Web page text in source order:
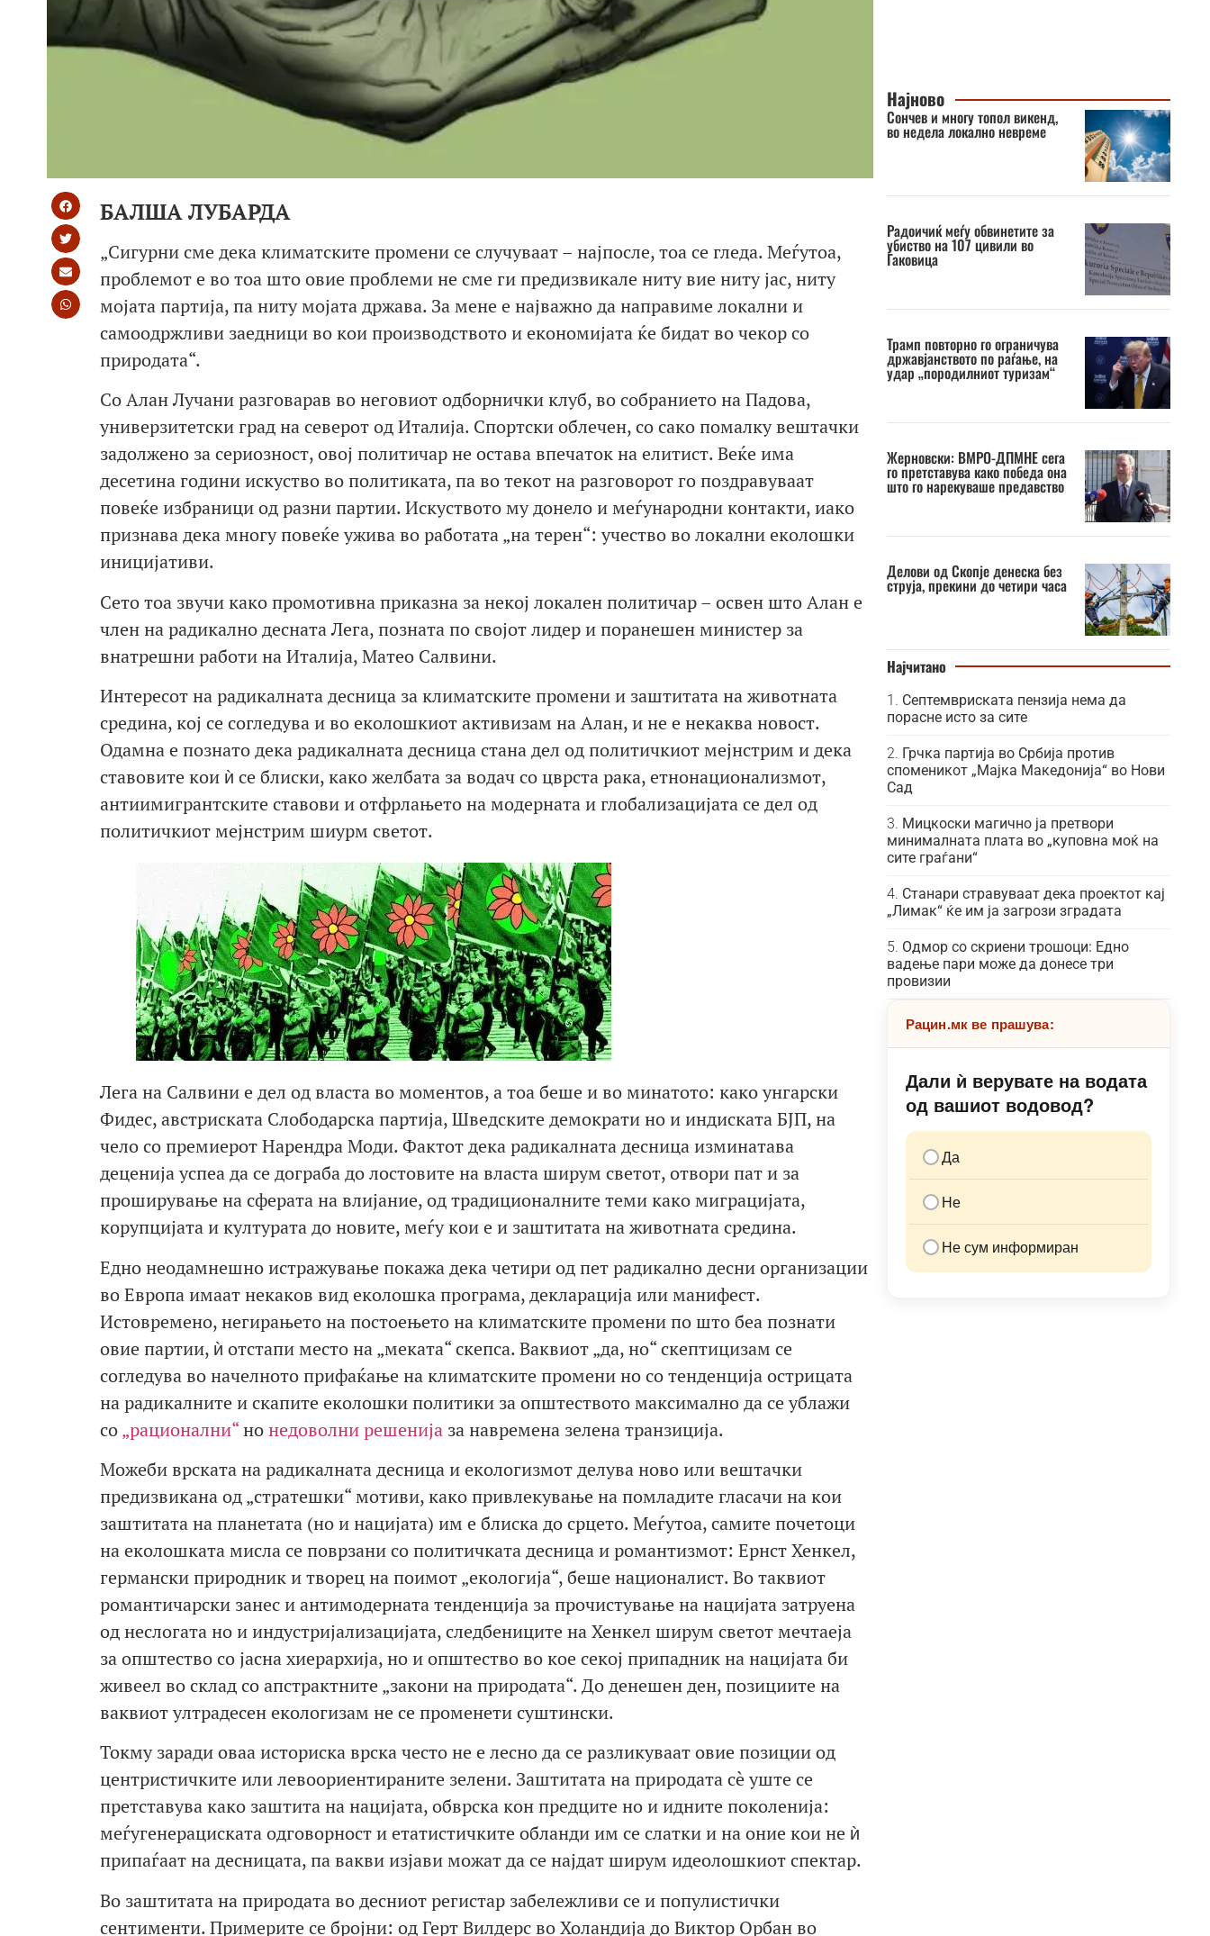
БАЛША ЛУБАРДА
„Сигурни сме дека климатските промени се случуваат – најпосле, тоа се гледа. Меѓутоа,
проблемот е во тоа што овие проблеми не сме ги предизвикале ниту вие ниту јас, ниту
мојата партија, па ниту мојата држава. За мене е најважно да направиме локални и
самоодржливи заедници во кои производството и економијата ќе бидат во чекор со
природата“.
Со Алан Лучани разговарав во неговиот одборнички клуб, во собранието на Падова,
универзитетски град на северот од Италија. Спортски облечен, со сако помалку вештачки
задолжено за сериозност, овој политичар не остава впечаток на елитист. Веќе има
десетина години искуство во политиката, па во текот на разговорот го поздравуваат
повеќе избраници од разни партии. Искуството му донело и меѓународни контакти, иако
признава дека многу повеќе ужива во работата „на терен“: учество во локални еколошки
иницијативи.
Сето тоа звучи како промотивна приказна за некој локален политичар – освен што Алан е
член на радикално десната Лега, позната по својот лидер и поранешен министер за
внатрешни работи на Италија, Матео Салвини.
Интересот на радикалната десница за климатските промени и заштитата на животната
средина, кој се согледува и во еколошкиот активизам на Алан, и не е некаква новост.
Одамна е познато дека радикалната десница стана дел од политичкиот мејнстрим и дека
ставовите кои ѝ се блиски, како желбата за водач со цврста рака, етнонационализмот,
антиимигрантските ставови и отфрлањето на модерната и глобализацијата се дел од
политичкиот мејнстрим шиурм светот.
Лега на Салвини е дел од власта во моментов, а тоа беше и во минатото: како унгарски
Фидес, австриската Слободарска партија, Шведските демократи но и индиската БЈП, на
чело со премиерот Нарендра Моди. Фактот дека радикалната десница изминатава
деценија успеа да се дограба до лостовите на власта ширум светот, отвори пат и за
проширување на сферата на влијание, од традиционалните теми како миграцијата,
корупцијата и културата до новите, меѓу кои е и заштитата на животната средина.
Едно неодамнешно истражување покажа дека четири од пет радикално десни организации
во Европа имаат некаков вид еколошка програма, декларација или манифест.
Истовремено, негирањето на постоењето на климатските промени по што беа познати
овие партии, ѝ отстапи место на „меката“ скепса. Ваквиот „да, но“ скептицизам се
согледува во начелното прифаќање на климатските промени но со тенденција острицата
на радикалните и скапите еколошки политики за општеството максимално да се ублажи
со„рационални“нонедоволни решенијаза навремена зелена транзиција.
Можеби врската на радикалната десница и екологизмот делува ново или вештачки
предизвикана од „стратешки“ мотиви, како привлекување на помладите гласачи на кои
заштитата на планетата (но и нацијата) им е блиска до срцето. Меѓутоа, самите почетоци
на еколошката мисла се поврзани со политичката десница и романтизмот: Ернст Хенкел,
германски природник и творец на поимот „екологија“, беше националист. Во таквиот
романтичарски занес и антимодерната тенденција за прочистување на нацијата затруена
од неслогата но и индустријализацијата, следбениците на Хенкел ширум светот мечтаеја
за општество со јасна хиерархија, но и општество во кое секој припадник на нацијата би
живеел во склад со апстрактните „закони на природата“. До денешен ден, позициите на
ваквиот ултрадесен екологизам не се променети суштински.
Токму заради оваа историска врска често не е лесно да се разликуваат овие позиции од
центристичките или левоориентираните зелени. Заштитата на природата сè уште се
претставува како заштита на нацијата, обврска кон предците но и идните поколенија:
меѓугенерациската одговорност и етатистичките обланди им се слатки и на оние кои не ѝ
припаѓаат на десницата, па вакви изјави можат да се најдат ширум идеолошкиот спектар.
Во заштитата на природата во десниот регистар забележливи се и популистички
сентименти. Примерите се бројни: од Герт Вилдерс во Холандија до Виктор Орбан во
Најново
Сончев и многу топол викенд,
во недела локално невреме
Радоичиќ меѓу обвинетите за
убиство на 107 цивили во
Ѓаковица
Трамп повторно го ограничува
државјанството по раѓање, на
удар „породилниот туризам“
Жерновски: ВМРО-ДПМНЕ сега
го претставува како победа она
што го нарекуваше предавство
Делови од Скопје денеска без
струја, прекини до четири часа
Најчитано
Септемвриската пензија нема да
порасне исто за сите
Грчка партија во Србија против
споменикот „Мајка Македонија“ во Нови
Сад
Мицкоски магично ја претвори
минималната плата во „куповна моќ на
сите граѓани“
Станари стравуваат дека проектот кај
„Лимак“ ќе им ја загрози зградата
Одмор со скриени трошоци: Едно
вадење пари може да донесе три
провизии
Рацин.мк ве прашува:
Дали ѝ верувате на водата
од вашиот водовод?
Да
Не
Не сум информиран